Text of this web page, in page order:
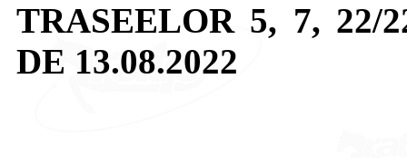
TRASEELOR 5, 7, 22/
DE 13.08.2022